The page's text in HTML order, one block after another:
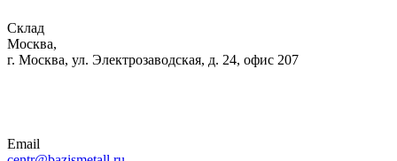
Склад
Москва,
г. Москва, ул. Электрозаводская, д. 24, офис 207
Email